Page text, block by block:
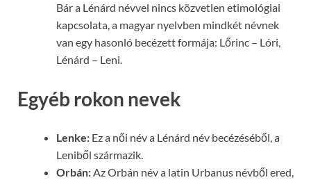
Bár a Lénárd névvel nincs közvetlen etimológiai
kapcsolata, a magyar nyelvben mindkét névnek
van egy hasonló becézett formája: Lőrinc – Lóri,
Lénárd – Leni.
Egyéb rokon nevek
Lenke: Ez a női név a Lénárd név becézéséből, a
Leniből származik.
Orbán: Az Orbán név a latin Urbanus névből ered,